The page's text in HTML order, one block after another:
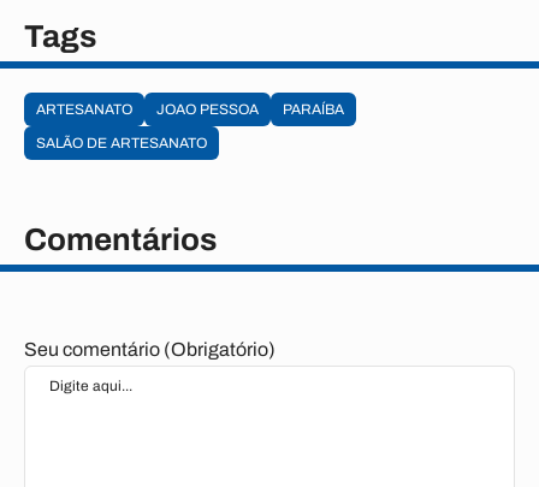
Tags
ARTESANATO JOAO PESSOA
PARAÍBA
SALÃO DE ARTESANATO
Comentários
Seu comentário (Obrigatório)